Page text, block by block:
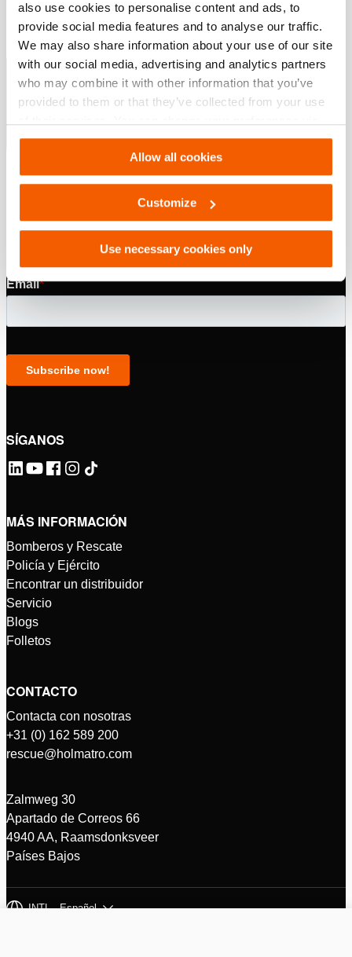
also use cookies to personalise content and ads, to
provide social media features and to analyse our traffic.
We may also share information about your use of our site
with our social media, advertising and analytics partners
who may combine it with other information that you’ve
provided to them or that they’ve collected from your use
Settings. See ourcookiestatement.
Allow all cookies
Customize
Use necessary cookies only
Descargas
Cojines de elevación
Descargar
SÍGANOS
MÁS INFORMACIÓN
Bomberos y Rescate
Policía y Ejército
Encontrar un distribuidor
Servicio
Blogs
Folletos
CONTACTO
Contacta con nosotras
+31 (0) 162 589 200
rescue@holmatro.com
Zalmweg 30
Apartado de Correos 66
4940 AA, Raamsdonksveer
Países Bajos
INTL - Español